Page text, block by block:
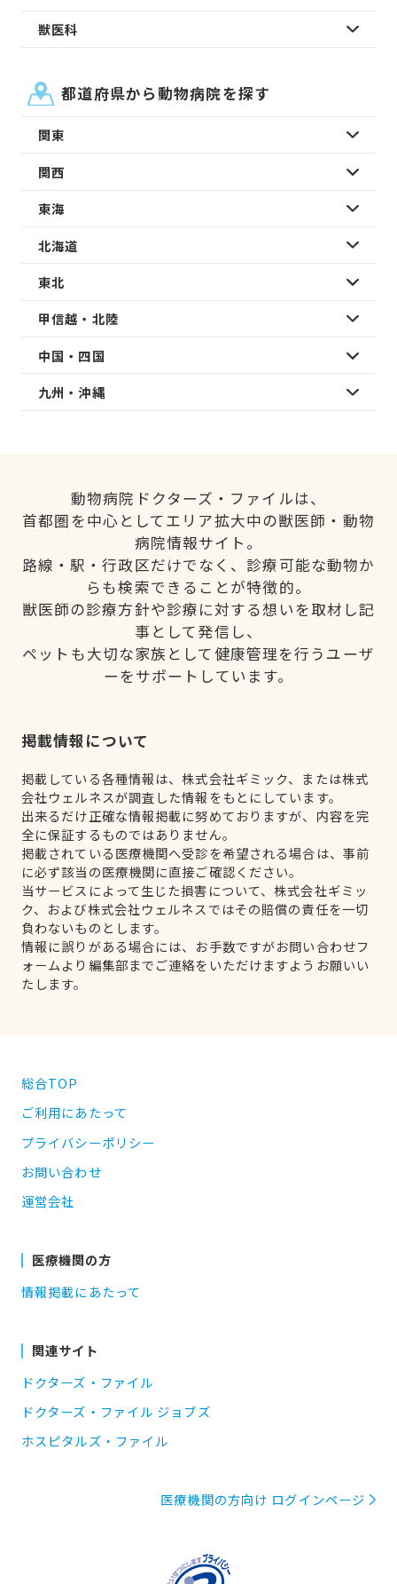
獣医科
都道府県から動物病院を探す
関東
関西
東海
北海道
東北
甲信越・北陸
中国・四国
九州・沖縄
動物病院ドクターズ・ファイルは、
首都圏を中心としてエリア拡大中の獣医師・動物
病院情報サイト。
路線・駅・行政区だけでなく、診療可能な動物か
らも検索できることが特徴的。
獣医師の診療方針や診療に対する想いを取材し記
事として発信し、
ペットも大切な家族として健康管理を行うユーザ
ーをサポートしています。
掲載情報について
掲載している各種情報は、株式会社ギミック、または株式
会社ウェルネスが調査した情報をもとにしています。
出来るだけ正確な情報掲載に努めておりますが、内容を完
全に保証するものではありません。
掲載されている医療機関へ受診を希望される場合は、事前
に必ず該当の医療機関に直接ご確認ください。
当サービスによって生じた損害について、株式会社ギミッ
ク、および株式会社ウェルネスではその賠償の責任を一切
負わないものとします。
情報に誤りがある場合には、お手数ですがお問い合わせフ
ォームより編集部までご連絡をいただけますようお願いい
たします。
総合TOP
ご利用にあたって
プライバシーポリシー
お問い合わせ
運営会社
医療機関の方
情報掲載にあたって
関連サイト
ドクターズ・ファイル
ドクターズ・ファイル ジョブズ
ホスピタルズ・ファイル
医療機関の方向け ログインページ